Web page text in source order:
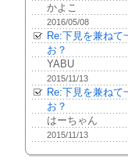
かよこ
2016/05/08
Re:下見を兼ねて
お？
YABU
2015/11/13
Re:下見を兼ねて
お？
はーちゃん
2015/11/13